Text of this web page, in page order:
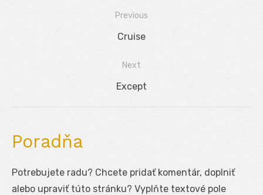
Previous
Previous
Cruise
Next
Next
Except
Poradňa
Potrebujete radu? Chcete pridať komentár, doplniť
alebo upraviť túto stránku? Vyplňte textové pole